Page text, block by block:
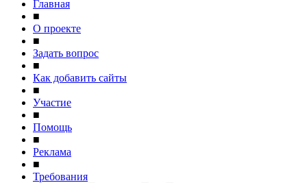
Главная
■
О проекте
■
Задать вопрос
■
Как добавить сайты
■
Участие
■
Помощь
■
Реклама
■
Требования